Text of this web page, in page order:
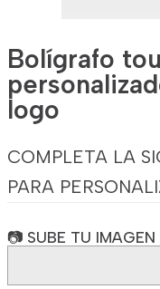
Bolígrafo
logo
COMPLETA LA
PARA
📷 SUBE TU